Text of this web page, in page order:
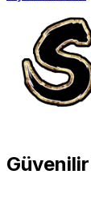
Güvenilir